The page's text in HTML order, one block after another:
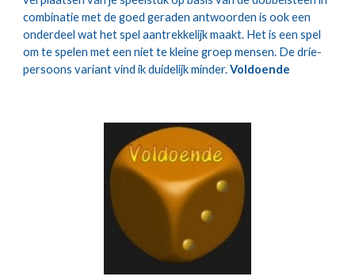
combinatie met de goed geraden antwoorden is ook een
onderdeel wat het spel aantrekkelijk maakt. Het is een spel
om te spelen met een niet te kleine groep mensen. De drie-
persoons variant vind ik duidelijk minder. Voldoende